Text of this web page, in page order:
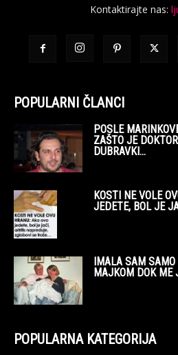
Kontaktirajte nas:
POPULARNI ČLANCI
POSLE
ZAŠTO JE
DUBRAVKI...
KOSTI NE VOLE
JEDETE, BOL JE
IMALA SAM
MAJKOM DOK ME
POPULARNA KATEGORIJA